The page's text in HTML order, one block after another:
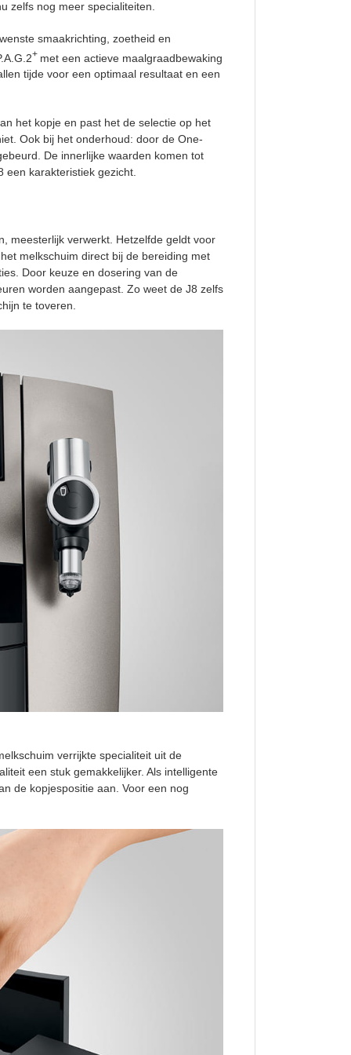
zelfs nog meer specialiteiten.
smaakrichting, zoetheid en
+ met een actieve maalgraadbewaking
tijde voor een optimaal resultaat en een
het kopje en past het de selectie op het
Ook bij het onderhoud: door de One-
De innerlijke waarden komen tot
een karakteristiek gezicht.
meesterlijk verwerkt. Hetzelfde geldt voor
melkschuim direct bij de bereiding met
Door keuze en dosering van de
worden aangepast. Zo weet de J8 zelfs
te toveren.
verrijkte specialiteit uit de
een stuk gemakkelijker. Als intelligente
de kopjespositie aan. Voor een nog